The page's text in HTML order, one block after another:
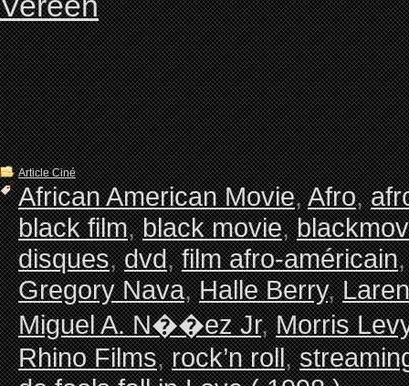
Article Ciné
African American Movie,Afro,
black film,black movie,
disques,dvd,film afro-américain
Gregory Nava,Halle Berry,
Miguel A. N��ez Jr,Morris
Rhino Films,rock’n roll,